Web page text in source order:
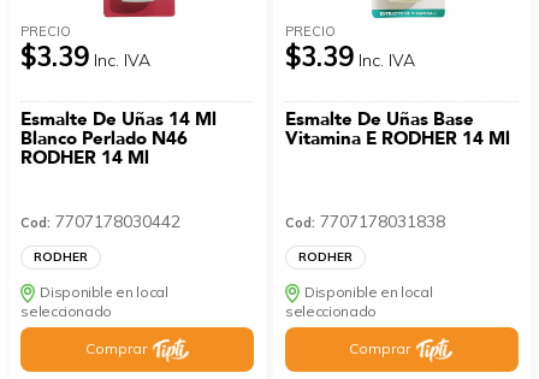
PRECIO
$3.39 Inc. IVA
Esmalte De Uñas 14 Ml
Blanco Perlado N46
RODHER 14 Ml
Cod: 7707178030442
RODHER
Disponible en local
seleccionado
Comprar
PRECIO
$3.39 Inc. IVA
Esmalte De Uñas Base
Vitamina E RODHER 14 Ml
Cod: 7707178031838
RODHER
Disponible en local
seleccionado
Comprar